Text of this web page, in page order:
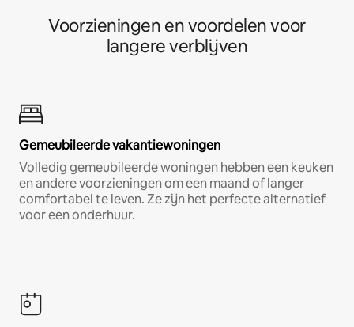
Voorzieningen en voordelen voor
langere verblijven
Gemeubileerde vakantiewoningen
Volledig gemeubileerde woningen hebben een keuken
en andere voorzieningen om een maand of langer
comfortabel te leven. Ze zijn het perfecte alternatief
voor een onderhuur.